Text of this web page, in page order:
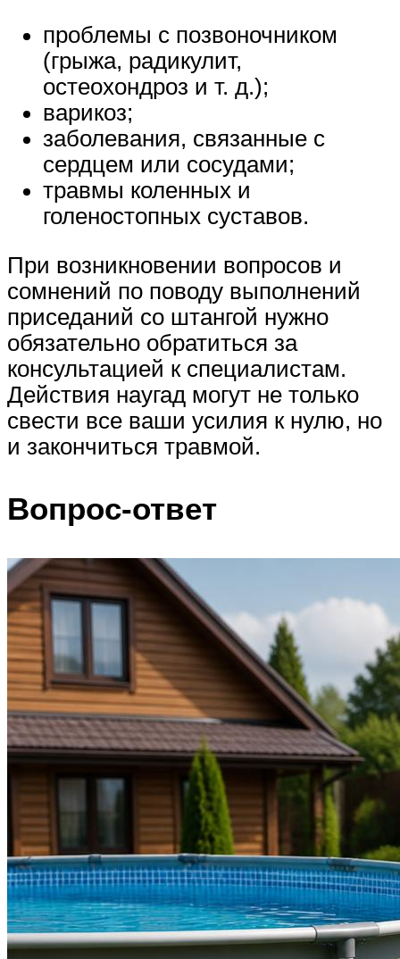
проблемы с позвоночником
(грыжа, радикулит,
остеохондроз и т. д.);
варикоз;
заболевания, связанные с
сердцем или сосудами;
травмы коленных и
голеностопных суставов.
При возникновении вопросов и
сомнений по поводу выполнений
приседаний со штангой нужно
обязательно обратиться за
консультацией к специалистам.
Действия наугад могут не только
свести все ваши усилия к нулю, но
и закончиться травмой.
Вопрос-ответ